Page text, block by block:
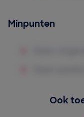
Minpunten
Ook